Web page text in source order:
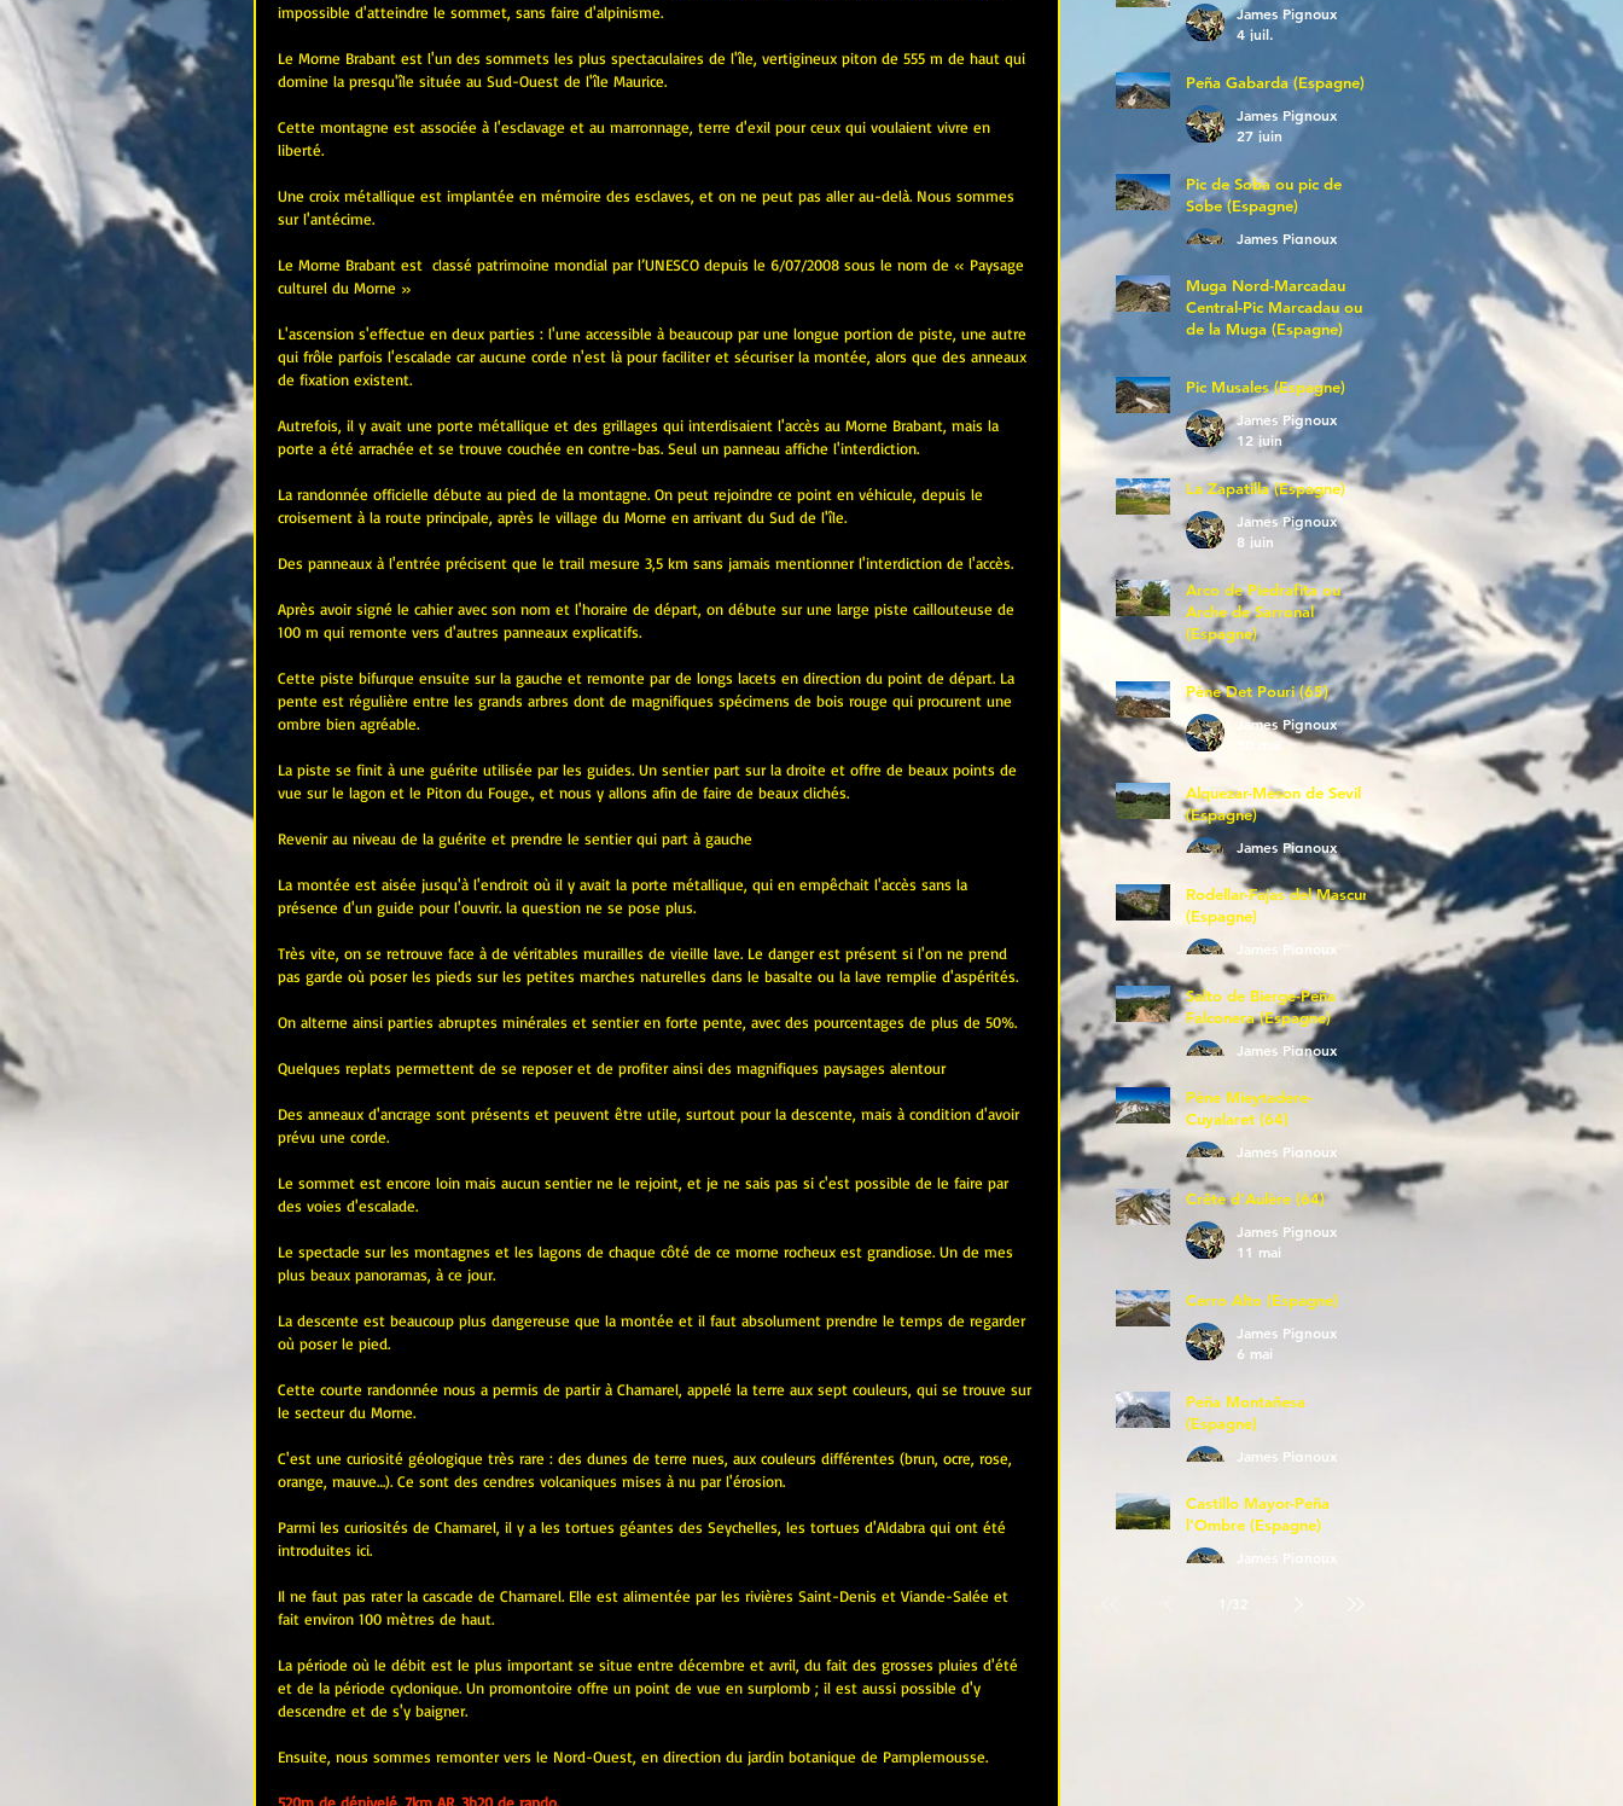
impossible d'atteindre le sommet, sans faire d'alpinisme.
Le Morne Brabant est l'un des sommets les plus spectaculaires de l'île, vertigineux piton de 555 m de haut qui
domine la presqu'île située au Sud-Ouest de l'île Maurice.
Cette montagne est associée à l'esclavage et au marronnage, terre d'exil pour ceux qui voulaient vivre en
liberté.
Une croix métallique est implantée en mémoire des esclaves, et on ne peut pas aller au-delà. Nous sommes
sur l'antécime.
Le Morne Brabant est  classé patrimoine mondial par l’UNESCO depuis le 6/07/2008 sous le nom de « Paysage
culturel du Morne »
L'ascension s'effectue en deux parties : l'une accessible à beaucoup par une longue portion de piste, une autre
qui frôle parfois l'escalade car aucune corde n'est là pour faciliter et sécuriser la montée, alors que des anneaux
de fixation existent.
Autrefois, il y avait une porte métallique et des grillages qui interdisaient l'accès au Morne Brabant, mais la
porte a été arrachée et se trouve couchée en contre-bas. Seul un panneau affiche l'interdiction.
La randonnée officielle débute au pied de la montagne. On peut rejoindre ce point en véhicule, depuis le
croisement à la route principale, après le village du Morne en arrivant du Sud de l'île.
Des panneaux à l'entrée précisent que le trail mesure 3,5 km sans jamais mentionner l'interdiction de l'accès.
Après avoir signé le cahier avec son nom et l'horaire de départ, on débute sur une large piste caillouteuse de
100 m qui remonte vers d'autres panneaux explicatifs.
Cette piste bifurque ensuite sur la gauche et remonte par de longs lacets en direction du point de départ. La
pente est régulière entre les grands arbres dont de magnifiques spécimens de bois rouge qui procurent une
ombre bien agréable.
La piste se finit à une guérite utilisée par les guides. Un sentier part sur la droite et offre de beaux points de
vue sur le lagon et le Piton du Fouge., et nous y allons afin de faire de beaux clichés.
Revenir au niveau de la guérite et prendre le sentier qui part à gauche
La montée est aisée jusqu'à l'endroit où il y avait la porte métallique, qui en empêchait l'accès sans la
présence d'un guide pour l'ouvrir. la question ne se pose plus.
Très vite, on se retrouve face à de véritables murailles de vieille lave. Le danger est présent si l'on ne prend
pas garde où poser les pieds sur les petites marches naturelles dans le basalte ou la lave remplie d'aspérités.
On alterne ainsi parties abruptes minérales et sentier en forte pente, avec des pourcentages de plus de 50%.
Quelques replats permettent de se reposer et de profiter ainsi des magnifiques paysages alentour
Des anneaux d'ancrage sont présents et peuvent être utile, surtout pour la descente, mais à condition d'avoir
prévu une corde.
Le sommet est encore loin mais aucun sentier ne le rejoint, et je ne sais pas si c'est possible de le faire par
des voies d'escalade.
Le spectacle sur les montagnes et les lagons de chaque côté de ce morne rocheux est grandiose. Un de mes
plus beaux panoramas, à ce jour.
La descente est beaucoup plus dangereuse que la montée et il faut absolument prendre le temps de regarder
où poser le pied.
Cette courte randonnée nous a permis de partir à Chamarel, appelé la terre aux sept couleurs, qui se trouve sur
le secteur du Morne.
C'est une curiosité géologique très rare : des dunes de terre nues, aux couleurs différentes (brun, ocre, rose,
orange, mauve…). Ce sont des cendres volcaniques mises à nu par l'érosion.
Parmi les curiosités de Chamarel, il y a les tortues géantes des Seychelles, les tortues d'Aldabra qui ont été
introduites ici.
Il ne faut pas rater la cascade de Chamarel. Elle est alimentée par les rivières Saint-Denis et Viande-Salée et
fait environ 100 mètres de haut.
La période où le débit est le plus important se situe entre décembre et avril, du fait des grosses pluies d'été
et de la période cyclonique. Un promontoire offre un point de vue en surplomb ; il est aussi possible d'y
descendre et de s'y baigner.
Ensuite, nous sommes remonter vers le Nord-Ouest, en direction du jardin botanique de Pamplemousse.
520m de dénivelé. 7km AR. 3h20 de rando.
James Pignoux
4 juil.
Peña Gabarda (Espagne)
James Pignoux
27 juin
Pic de Soba ou pic de
Sobe (Espagne)
James Pignoux
Muga Nord-Marcadau
Central-Pic Marcadau ou
de la Muga (Espagne)
James Pignoux
21 juin
Pic Musales (Espagne)
James Pignoux
12 juin
La Zapatilla (Espagne)
James Pignoux
8 juin
Arco de Piedrafita ou
Arche de Sarronal
(Espagne)
James Pignoux
7 juin
Pène Det Pouri (65)
James Pignoux
Alquezar-Meson de Sevil
(Espagne)
James Pignoux
25 mai
Rodellar-Fajas del Mascun
(Espagne)
James Pignoux
24 mai
Salto de Bierge-Peña
Falconera (Espagne)
James Pignoux
Pène Mieytadere-
Cuyalaret (64)
James Pignoux
Crête d'Aulère (64)
James Pignoux
11 mai
Cerro Alto (Espagne)
James Pignoux
6 mai
Peña Montañesa
(Espagne)
James Pignoux
Castillo Mayor-Peña
l'Ombre (Espagne)
James Pignoux
1 32